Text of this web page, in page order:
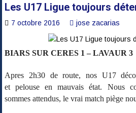
Les U17 Ligue toujours
7 octobre 2016 jose zacarias
BIARS SUR CERES 1 – LAVAUR 3
Apres 2h30 de route, nos U17
et pelouse en mauvais état. Nous
sommes attendus, le vrai match piège